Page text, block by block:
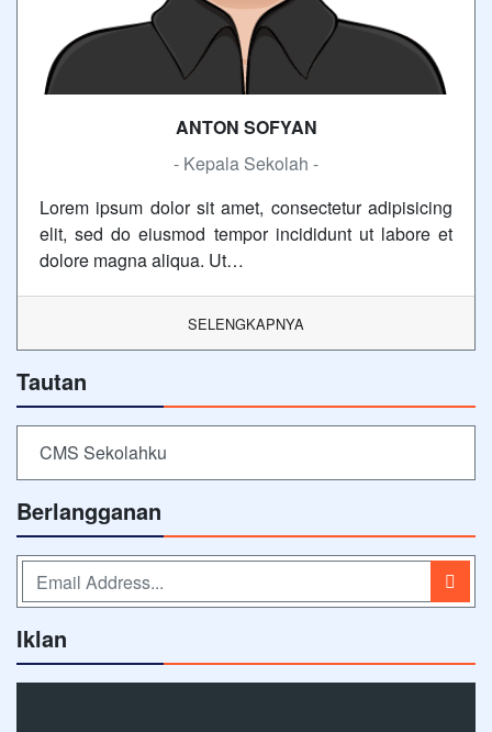
ANTON SOFYAN
- Kepala Sekolah -
Lorem ipsum dolor sit amet, consectetur adipisicing
elit, sed do eiusmod tempor incididunt ut labore et
dolore magna aliqua. Ut…
SELENGKAPNYA
Tautan
CMS Sekolahku
Berlangganan
Iklan